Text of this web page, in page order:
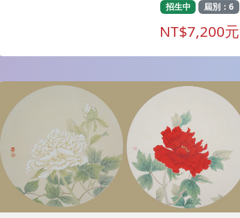
與戲劇的探索中，重新經驗並梳理自己與內在的關
係，走向更完整、更有創造性的自我整合。 ＊
〈具身性的創作歷程探索工作坊〉從具身性圖像(E
mbodied Image)與過渡性現象(Transitional Phen
入意義的創造，經驗到客體如何被賦予心理功能與
意義。 ＊〈藝術治療中的適應性退行療法工作
坊〉深入精神分析中「為自我服務的退行」概念，
體驗退化性媒材的運用，在安全退化中處理早期的
心理創傷，探索融合與攻擊等原初驅力如何在藝術
治療中被涵容、轉化為創造力。 ＊神話，是人類
心靈深處的共通語言，〈遇見內在女神&mdash;&
mdash;戲劇探索工作坊〉，將以深度心理學的視
角為基底，結合創意有趣的戲劇治療方法，帶領參
招生中 屆別：6
NT$7,200元